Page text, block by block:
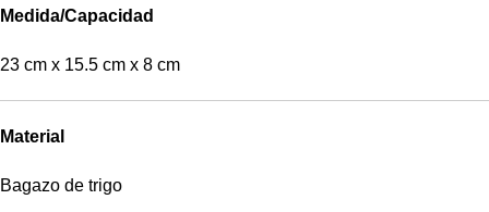
Medida/Capacidad
23 cm x 15.5 cm x 8 cm
Material
Bagazo de trigo